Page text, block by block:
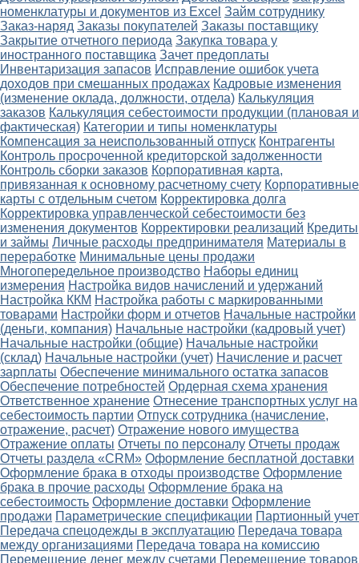
номенклатуры и документов из Excel Займ сотруднику
Заказ-наряд Заказы покупателей Заказы поставщику
Закрытие отчетного периода Закупка товара у
иностранного поставщика Зачет предоплаты
Инвентаризация запасов Исправление ошибок учета
доходов при смешанных продажах Кадровые изменения
(изменение оклада, должности, отдела) Калькуляция
заказов Калькуляция себестоимости продукции (плановая и
фактическая) Категории и типы номенклатуры
Компенсация за неиспользованный отпуск Контрагенты
Контроль просроченной кредиторской задолженности
Контроль сборки заказов Корпоративная карта,
привязанная к основному расчетному счету Корпоративные
карты с отдельным счетом Корректировка долга
Корректировка управленческой себестоимости без
изменения документов Корректировки реализаций Кредиты
и займы Личные расходы предпринимателя Материалы в
переработке Минимальные цены продажи
Многопередельное производство Наборы единиц
измерения Настройка видов начислений и удержаний
Настройка ККМ Настройка работы с маркированными
товарами Настройки форм и отчетов Начальные настройки
(деньги, компания) Начальные настройки (кадровый учет)
Начальные настройки (общие) Начальные настройки
(склад) Начальные настройки (учет) Начисление и расчет
зарплаты Обеспечение минимального остатка запасов
Обеспечение потребностей Ордерная схема хранения
Ответственное хранение Отнесение транспортных услуг на
себестоимость партии Отпуск сотрудника (начисление,
отражение, расчет) Отражение нового имущества
Отражение оплаты Отчеты по персоналу Отчеты продаж
Отчеты раздела «CRM» Оформление бесплатной доставки
Оформление брака в отходы производстве Оформление
брака в прочие расходы Оформление брака на
себестоимость Оформление доставки Оформление
продажи Параметрические спецификации Партионный учет
Передача спецодежды в эксплуатацию Передача товара
между организациями Передача товара на комиссию
Перемещение денег между счетами Перемещение товаров